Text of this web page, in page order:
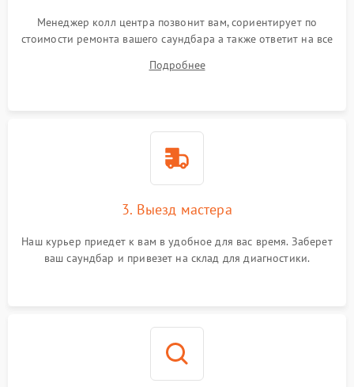
Менеджер колл центра позвонит вам, сориентирует по
стоимости ремонта вашего саундбара а также ответит на все
Подробнее
3. Выезд мастера
Наш курьер приедет к вам в удобное для вас время. Заберет
ваш саундбар и привезет на склад для диагностики.